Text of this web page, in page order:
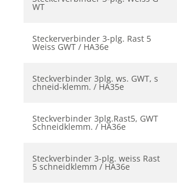
WT
Steckerverbinder 3-plg. Rast 5
Weiss GWT / HA36e
Steckverbinder 3plg. ws. GWT, s
chneid-klemm. / HA35e
Steckverbinder 3plg.Rast5, GWT
Schneidklemm. / HA36e
Steckverbinder 3-plg. weiss Rast
5 schneidklemm / HA36e